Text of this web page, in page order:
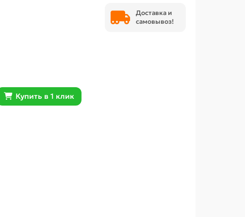
Купить в 1 клик
Доставка и
самовывоз!